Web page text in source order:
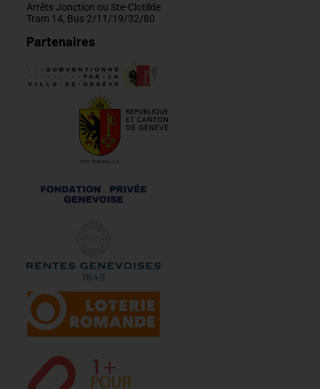
Arrêts Jonction ou Ste-Clotilde
Tram 14, Bus 2/11/19/32/80
Partenaires